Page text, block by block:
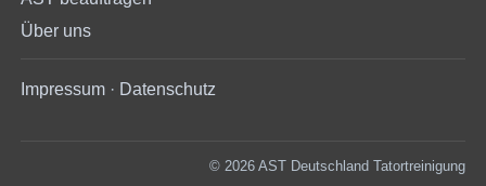
Über uns
Impressum · Datenschutz
© 2026 AST Deutschland Tatortreinigung